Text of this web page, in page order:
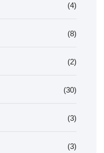
(4)
(8)
(2)
(30)
(3)
(3)